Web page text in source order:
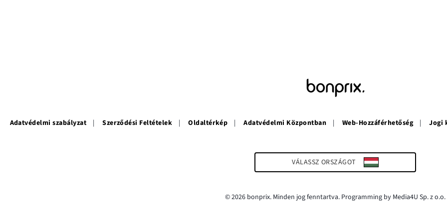
Adatvédelmi szabályzat Szerződési Feltételek Oldaltérkép Adatvédelmi Központban Web-Hozzáférhetőség Jogi
VÁLASSZ ORSZÁGOT
© 2026 bonprix. Minden jog fenntartva. Programming by Media4U Sp. z o.o.